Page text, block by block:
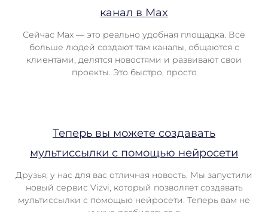
канал в Max
Сейчас Max — это реально удобная площадка. Всё
больше людей создают там каналы, общаются с
клиентами, делятся новостями и развивают свои
проекты. Это быстро, просто
Теперь вы можете создавать
мультиссылки с помощью нейросети
Друзья, у нас для вас отличная новость. Мы запустили
новый сервис Vizvi, который позволяет создавать
мультиссылки с помощью нейросети. Теперь вам не